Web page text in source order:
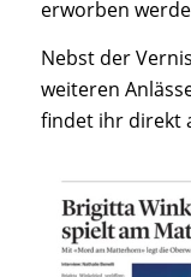
erworben
Nebst der
weiteren
findet ihr direkt